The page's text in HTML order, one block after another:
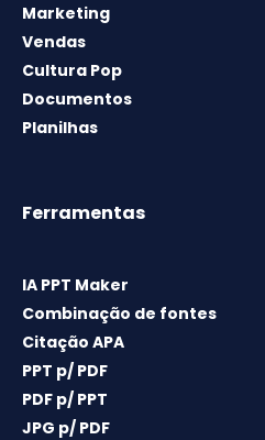
Marketing
Vendas
Cultura Pop
Documentos
Planilhas
Ferramentas
IA PPT Maker
Combinação de fontes
Citação APA
PPT p/ PDF
PDF p/ PPT
JPG p/ PDF